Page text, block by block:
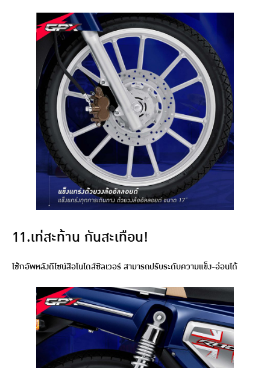
11.เท่สะท้าน กันสะเทือน!
โช้กอัพหลังดีไซน์สีอโนไดส์ซิลเวอร์ สามารถปรับระดับความแข็ง-อ่อนได้